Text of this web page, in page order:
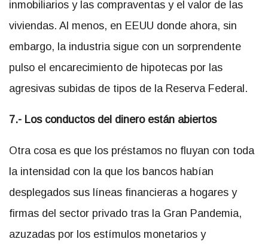
inmobiliarios y las compraventas y el valor de las
viviendas. Al menos, en EEUU donde ahora, sin
embargo, la industria sigue con un sorprendente
pulso el encarecimiento de hipotecas por las
agresivas subidas de tipos de la Reserva Federal.
7.- Los conductos del dinero están abiertos
Otra cosa es que los préstamos no fluyan con toda
la intensidad con la que los bancos habían
desplegados sus líneas financieras a hogares y
firmas del sector privado tras la Gran Pandemia,
azuzadas por los estímulos monetarios y